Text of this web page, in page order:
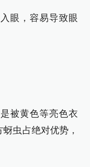
眼，容易导致眼
被黄色等亮色衣
虫占绝对优势，